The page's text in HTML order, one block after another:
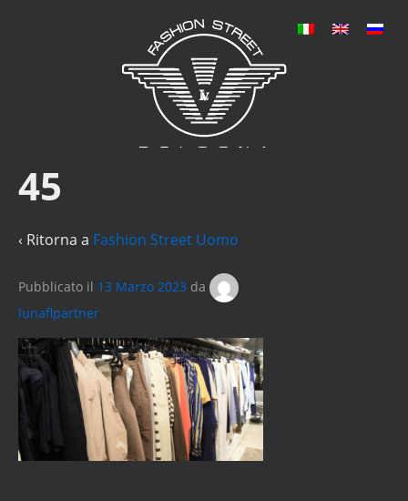
45
‹ Ritorna a Fashion Street Uomo
Pubblicato il 13 Marzo 2023 da
lunaflpartner